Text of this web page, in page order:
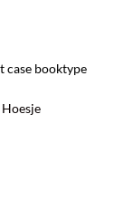
case booktype